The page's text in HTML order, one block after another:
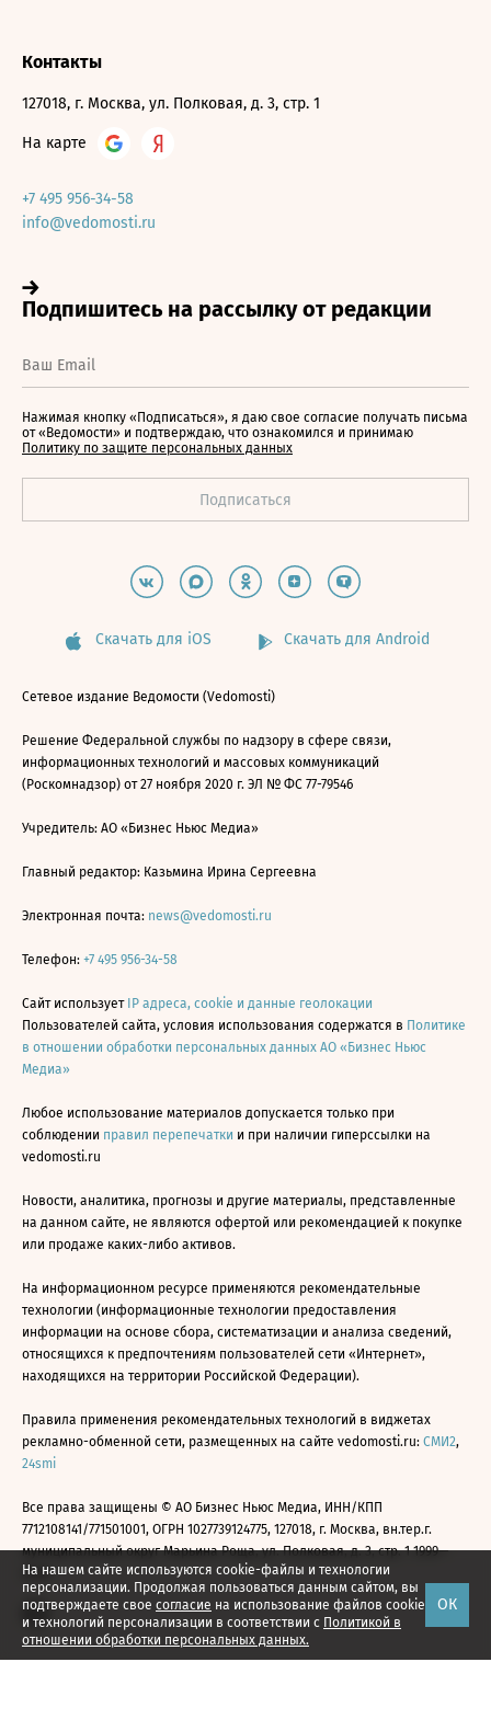
На нашем сайте используются cookie-файлы и технологии
персонализации. Продолжая пользоваться данным сайтом, вы
подтверждаете свое согласие на использование файлов cookie
и технологий персонализации в соответствии с Политикой в
отношении обработки персональных данных.
ОК
Контакты
127018, г. Москва, ул. Полковая, д. 3, стр. 1
На карте
+7 495 956-34-58
info@vedomosti.ru
Нажимая кнопку «Подписаться», я даю свое согласие получать письма
от «Ведомости» и подтверждаю, что ознакомился и принимаю
Политику по защите персональных данных
Скачать для iOS Скачать для Android
Сетевое издание Ведомости (Vedomosti)
Решение Федеральной службы по надзору в сфере связи,
информационных технологий и массовых коммуникаций
(Роскомнадзор) от 27 ноября 2020 г. ЭЛ № ФС 77-79546
Учредитель: АО «Бизнес Ньюс Медиа»
Главный редактор: Казьмина Ирина Сергеевна
Электронная почта: news@vedomosti.ru
Телефон: +7 495 956-34-58
Сайт использует IP адреса, cookie и данные геолокации
Пользователей сайта, условия использования содержатся в Политике
в отношении обработки персональных данных АО «Бизнес Ньюс
Медиа»
Любое использование материалов допускается только при
соблюдении правил перепечатки и при наличии гиперссылки на
vedomosti.ru
Новости, аналитика, прогнозы и другие материалы, представленные
на данном сайте, не являются офертой или рекомендацией к покупке
или продаже каких-либо активов.
На информационном ресурсе применяются рекомендательные
технологии (информационные технологии предоставления
информации на основе сбора, систематизации и анализа сведений,
относящихся к предпочтениям пользователей сети «Интернет»,
находящихся на территории Российской Федерации).
Правила применения рекомендательных технологий в виджетах
рекламно-обменной сети, размещенных на сайте vedomosti.ru: СМИ2,
24smi
Все права защищены © АО Бизнес Ньюс Медиа, ИНН/КПП
7712108141/771501001, ОГРН 1027739124775, 127018, г. Москва, вн.тер.г.
муниципальный округ Марьина Роща, ул. Полковая, д. 3, стр. 1 1999—
2026